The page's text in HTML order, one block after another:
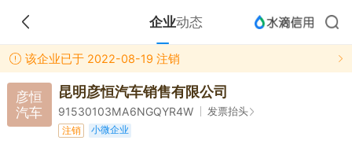
企业动态
该企业已于 2022-08-19 注销
彦恒
汽车
昆明彦恒汽车销售有限公司
91530103MA6NGQYR4W 发票抬头
注销 小微企业